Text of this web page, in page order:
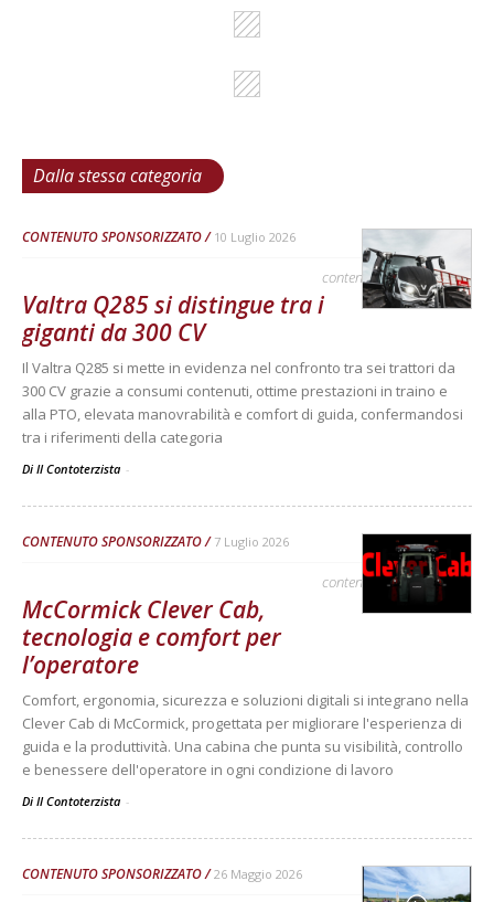
Dalla stessa categoria
CONTENUTO SPONSORIZZATO 10 Luglio 2026
contenuto sponsorizzato
Valtra Q285 si distingue tra i
giganti da 300 CV
Il Valtra Q285 si mette in evidenza nel confronto tra sei trattori da
300 CV grazie a consumi contenuti, ottime prestazioni in traino e
alla PTO, elevata manovrabilità e comfort di guida, confermandosi
tra i riferimenti della categoria
Di Il Contoterzista -
CONTENUTO SPONSORIZZATO 7 Luglio 2026
contenuto sponsorizzato
McCormick Clever Cab,
tecnologia e comfort per
l’operatore
Comfort, ergonomia, sicurezza e soluzioni digitali si integrano nella
Clever Cab di McCormick, progettata per migliorare l'esperienza di
guida e la produttività. Una cabina che punta su visibilità, controllo
e benessere dell'operatore in ogni condizione di lavoro
Di Il Contoterzista -
CONTENUTO SPONSORIZZATO 26 Maggio 2026